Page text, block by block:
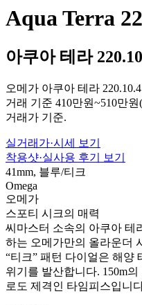
Aqua Terra
아쿠아 테라
오메가 아쿠아 테라
거래 기준 410만원~510만
거래가 기준.
실거래가·시세 보기
착용샷·실사용 후기 보기
41mm, 블루/티크
Omega
오메가
스포티 시크의 매력
씨마스터 소속의 아쿠아 테
하는 오메가만의 올라운더
“티크” 패턴 다이얼은 해양
위기를 발산합니다. 150m
로도 제격인 타임피스입니